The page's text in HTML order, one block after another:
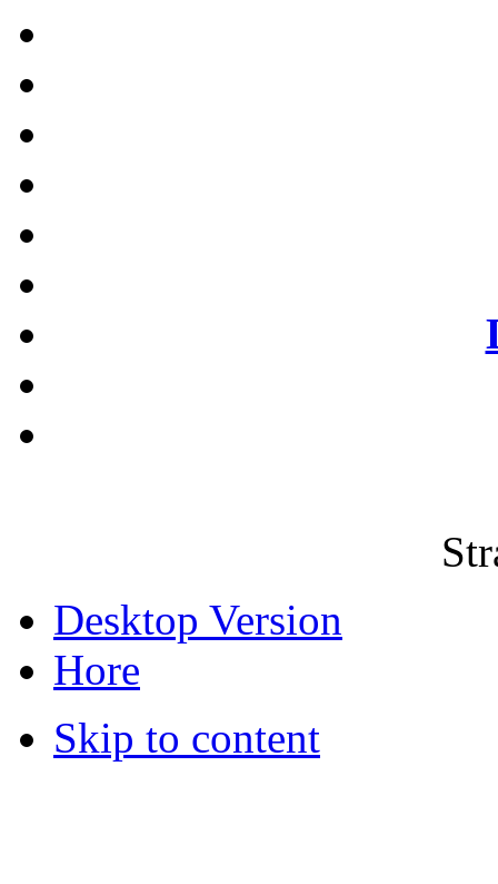
Desktop Version
Hore
Skip to content